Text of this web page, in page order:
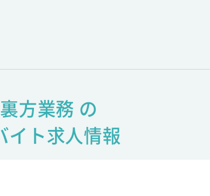
方業務 の
イト求人情報